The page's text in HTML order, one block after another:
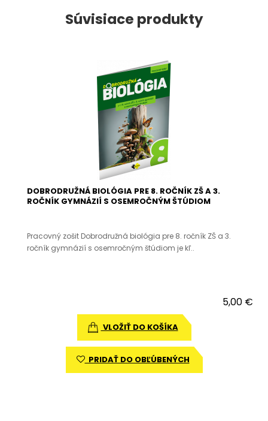
Súvisiace produkty
DOBRODRUŽNÁ BIOLÓGIA PRE 8. ROČNÍK ZŠ A 3.
ROČNÍK GYMNÁZIÍ S OSEMROČNÝM ŠTÚDIOM
Pracovný zošit Dobrodružná biológia pre 8. ročník ZŠ a 3.
ročník gymnázií s osemročným štúdiom je kľ..
5,00 €
VLOŽIŤ DO KOŠÍKA
PRIDAŤ DO OBĽÚBENÝCH